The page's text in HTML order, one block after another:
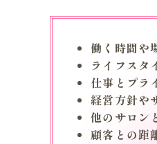
働く時間や
ライフスタ
仕事とプラ
経営方針や
他のサロン
顧客との距